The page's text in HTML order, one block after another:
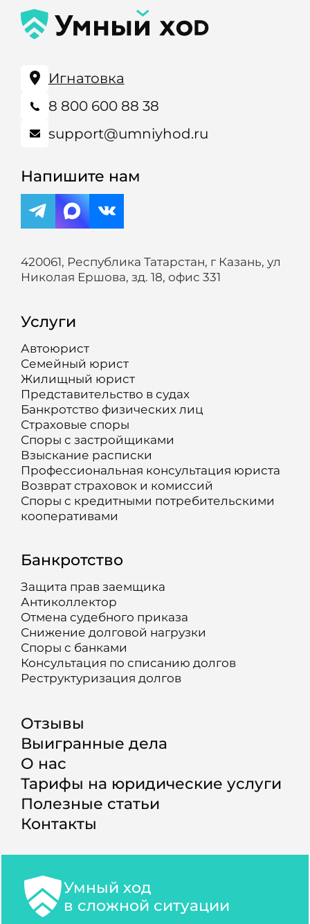
Игнатовка
8 800 600 88 38
support@umniyhod.ru
Напишите нам
420061, Республика Татарстан, г Казань, ул
Николая Ершова, зд. 18, офис 331
Услуги
Автоюрист
Семейный юрист
Жилищный юрист
Представительство в судах
Банкротство физических лиц
Страховые споры
Споры с застройщиками
Взыскание расписки
Профессиональная консультация юриста
Возврат страховок и комиссий
Споры с кредитными потребительскими
кооперативами
Банкротство
Защита прав заемщика
Антиколлектор
Отмена судебного приказа
Снижение долговой нагрузки
Споры с банками
Консультация по списанию долгов
Реструктуризация долгов
Отзывы
Выигранные дела
О нас
Тарифы на юридические услуги
Полезные статьи
Контакты
Умный ход
в сложной ситуации